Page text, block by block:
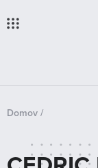
Úvod
Nachádzate sa
Domov /